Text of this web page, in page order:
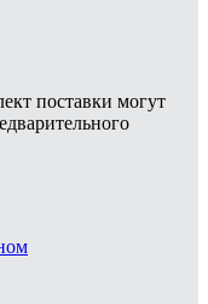
поставки могут